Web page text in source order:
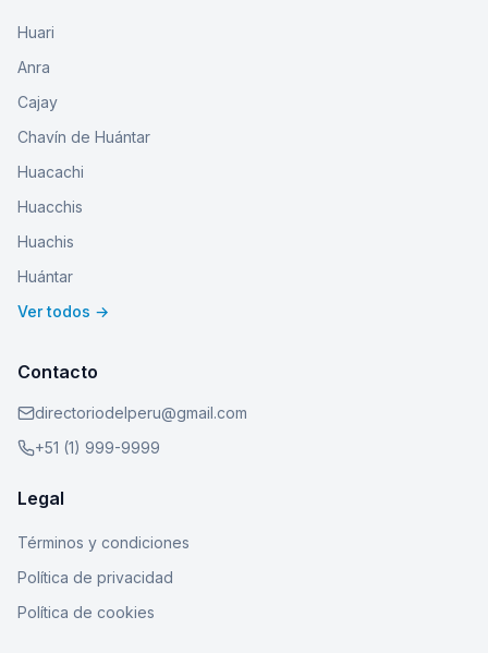
Huari
Anra
Cajay
Chavín de Huántar
Huacachi
Huacchis
Huachis
Huántar
Ver todos →
Contacto
directoriodelperu@gmail.com
+51 (1) 999-9999
Legal
Términos y condiciones
Política de privacidad
Política de cookies